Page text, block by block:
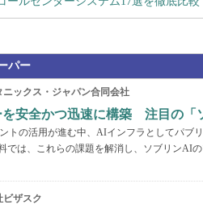
パー
ニックス・ジャパン合同会社
安全かつ迅速に構築 注目の「
トの活用が進む中、AIインフラとしてパブ
では、これらの課題を解消し、ソブリンAI
ビザスク